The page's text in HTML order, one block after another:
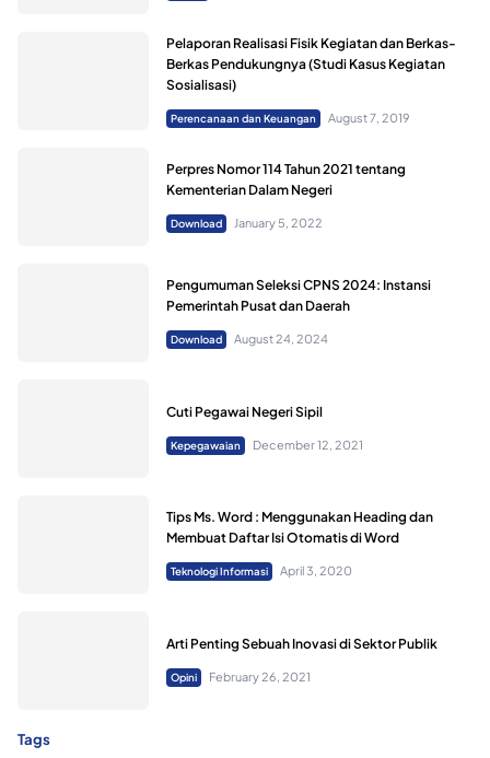
Pelaporan Realisasi Fisik Kegiatan dan Berkas-
Berkas Pendukungnya (Studi Kasus Kegiatan
Sosialisasi)
Perencanaan dan Keuangan August 7, 2019
Perpres Nomor 114 Tahun 2021 tentang
Kementerian Dalam Negeri
Download January 5, 2022
Pengumuman Seleksi CPNS 2024: Instansi
Pemerintah Pusat dan Daerah
Download August 24, 2024
Cuti Pegawai Negeri Sipil
Kepegawaian December 12, 2021
Tips Ms. Word : Menggunakan Heading dan
Membuat Daftar Isi Otomatis di Word
Teknologi Informasi April 3, 2020
Arti Penting Sebuah Inovasi di Sektor Publik
Opini February 26, 2021
Tags